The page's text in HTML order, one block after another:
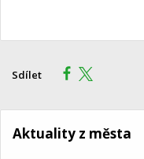
Sdílet
Aktuality z města